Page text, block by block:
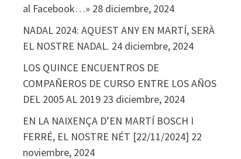
al Facebook…» 28 diciembre, 2024
NADAL 2024: AQUEST ANY EN MARTÍ, SERÀ
EL NOSTRE NADAL. 24 diciembre, 2024
LOS QUINCE ENCUENTROS DE
COMPAÑEROS DE CURSO ENTRE LOS AÑOS
DEL 2005 AL 2019 23 diciembre, 2024
EN LA NAIXENÇA D’EN MARTÍ BOSCH I
FERRÉ, EL NOSTRE NÉT [22/11/2024] 22
noviembre, 2024